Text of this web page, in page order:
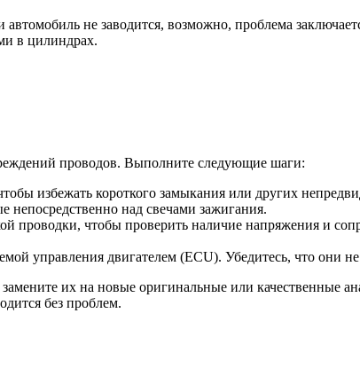
не заводится, возможно, проблема
в цилиндрах.
проводов. Выполните следующие шаги:
избежать короткого замыкания или других
над свечами зажигания.
проводки, чтобы проверить наличие напряжения и
управления двигателем (ECU). Убедитесь, что они
их на новые оригинальные или качественные
без проблем.